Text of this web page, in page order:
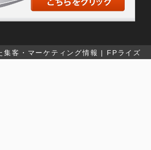
集客・マーケティング情報 | FPライズ